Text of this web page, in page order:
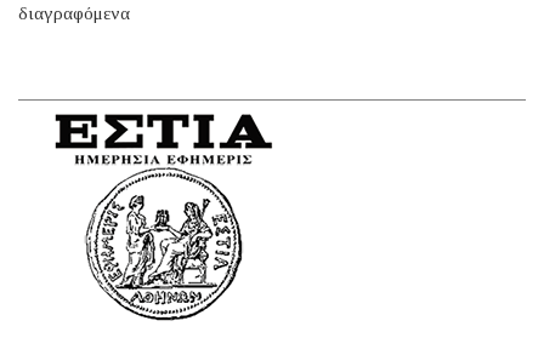
διαγραφόμενα